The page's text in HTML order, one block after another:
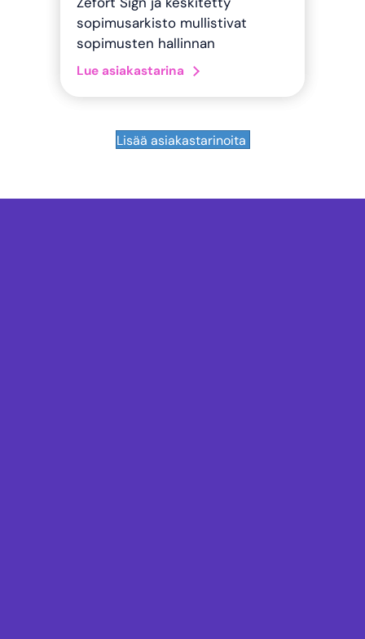
sopimusarkisto mullistivat
sopimusten hallinnan
Lue asiakastarina about Banijay Finland
Lisää asiakastarinoita